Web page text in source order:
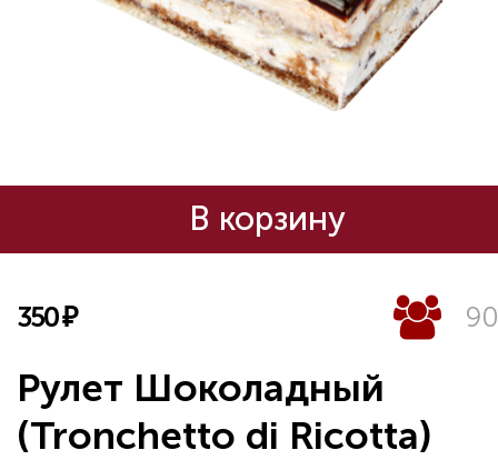
В корзину
350₽
Рулет Шоколадный
(Tronchetto di Ricotta)